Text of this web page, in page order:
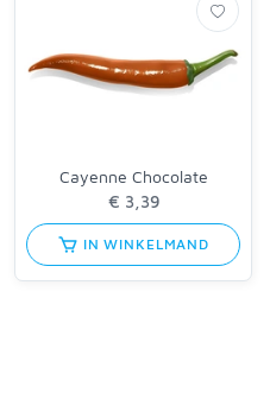
Cayenne Chocolate
IN WINKELMAND